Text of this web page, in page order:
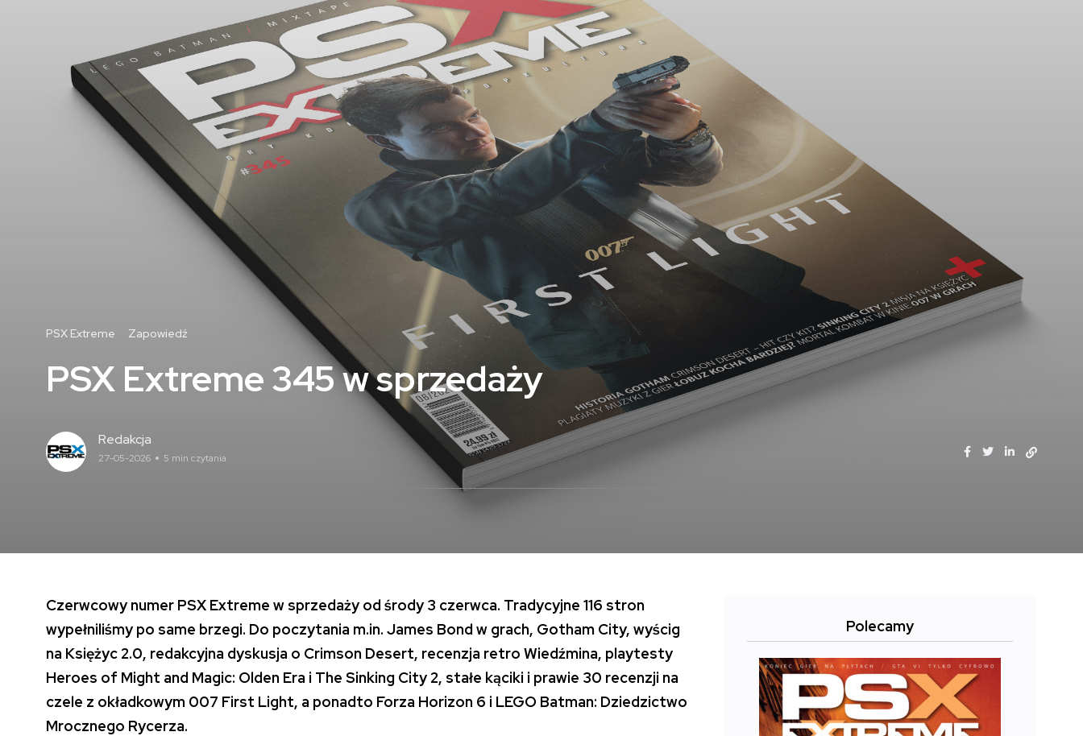
PSX Extreme Zapowiedź
PSX Extreme 345 w sprzedaży
Redakcja
27-05-2026 5 min czytania
Czerwcowy numer PSX Extreme w sprzedaży od środy 3 czerwca. Tradycyjne 116 stron
wypełniliśmy po same brzegi. Do poczytania m.in. James Bond w grach, Gotham City, wyścig
na Księżyc 2.0, redakcyjna dyskusja o Crimson Desert, recenzja retro Wiedźmina, playtesty
Heroes of Might and Magic: Olden Era i The Sinking City 2, stałe kąciki i prawie 30 recenzji na
czele z okładkowym 007 First Light, a ponadto Forza Horizon 6 i LEGO Batman: Dziedzictwo
Mrocznego Rycerza.
Polecamy